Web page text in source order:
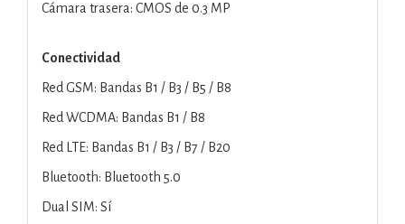
Cámara trasera: CMOS de 0.3 MP
Conectividad
Red GSM: Bandas B1 / B3 / B5 / B8
Red WCDMA: Bandas B1 / B8
Red LTE: Bandas B1 / B3 / B7 / B20
Bluetooth: Bluetooth 5.0
Dual SIM: Sí